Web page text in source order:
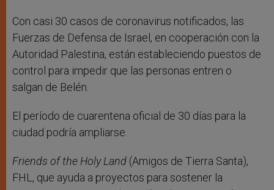
Con casi 30 casos de coronavirus notificados, las
Fuerzas de Defensa de Israel, en cooperación con la
Autoridad Palestina, están estableciendo puestos de
control para impedir que las personas entren o
salgan de Belén.
El período de cuarentena oficial de 30 días para la
ciudad podría ampliarse.
Friends of the Holy Land (Amigos de Tierra Santa),
FHL, que ayuda a proyectos para sostener la